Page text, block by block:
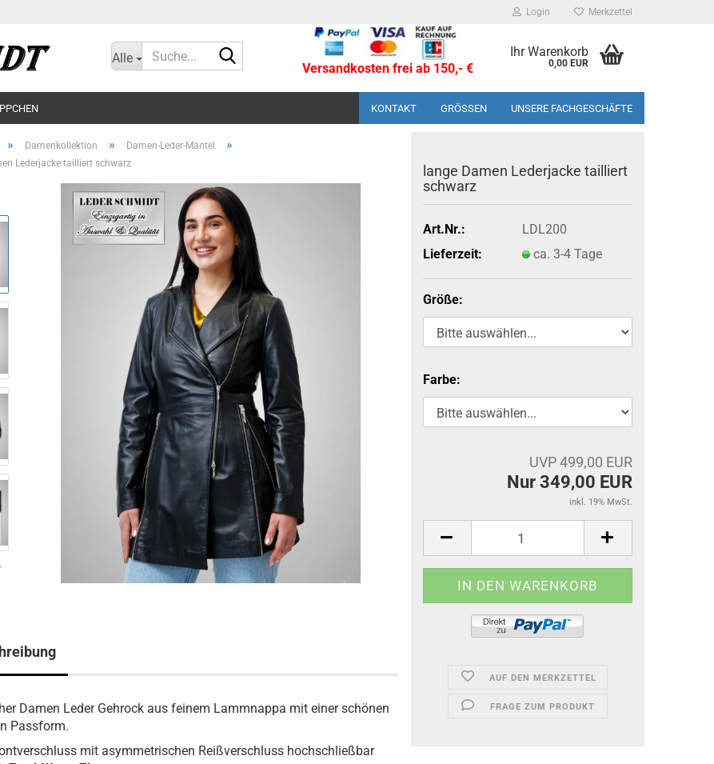
Login Merkzettel
Alle
Versandkosten frei ab 150,- €
Ihr Warenkorb
0,00 EUR
KONTAKT GRÖSSEN UNSERE FACHGESCHÄFTE
» Damenkollektion » Damen-Leder-Mäntel »
Lederjacke tailliert schwarz
lange Damen Le­der­ja­cke tail­liert
schwarz
Art.Nr.:
LDL200
Lieferzeit:
ca. 3-4 Tage
Größe:
Farbe:
UVP 499,00 EUR
Nur 349,00 EUR
inkl. 19% MwSt.
AUF DEN MERKZETTEL
FRAGE ZUM PRODUKT
Damen Leder Gehrock aus feinem Lammnappa mit einer schönen
Passform.
mit asymmetrischen Reißverschluss hochschließbar